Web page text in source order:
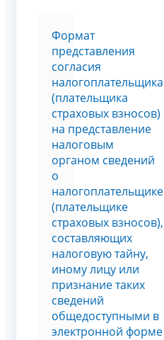
Формат
представления
согласия
налогоплательщика
(плательщика
страховых взносов)
на представление
налоговым
органом сведений
о
налогоплательщике
(плательщике
страховых взносов),
составляющих
налоговую тайну,
иному лицу или
признание таких
сведений
общедоступными в
электронной форме